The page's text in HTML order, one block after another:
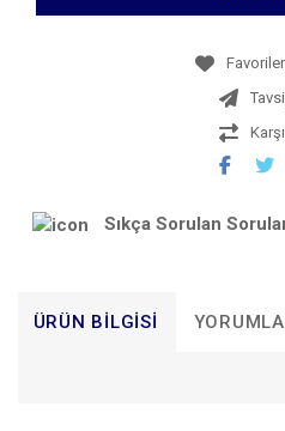
Sıkça Sorulan
ÜRÜN BILGISI